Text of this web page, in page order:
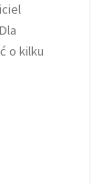
o kilku